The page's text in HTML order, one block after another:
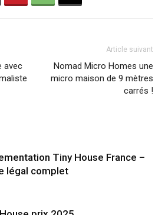
avec
Article suivant
Nomad Micro Homes une
micro maison de 9 mètres
carrés !
Tiny House France –
légal complet